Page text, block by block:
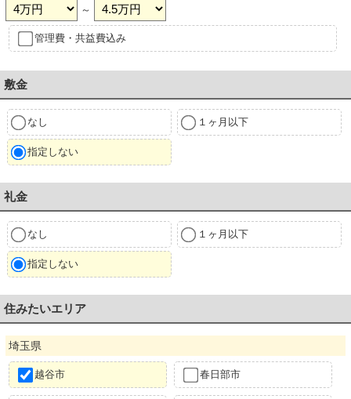
～
管理費・共益費込み
敷金
なし １ヶ月以下
指定しない
礼金
なし １ヶ月以下
指定しない
住みたいエリア
埼玉県
越谷市 春日部市